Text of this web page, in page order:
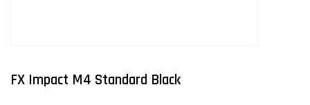
FX Impact M4 Standard Black